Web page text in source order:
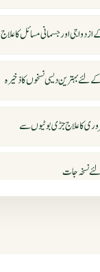
اور جسمانی مسائل کا علاج
بہترین دیسی نسخوں کا ذخیرہ
کا علاج جڑی بوٹیوں سے
نسخہ جات